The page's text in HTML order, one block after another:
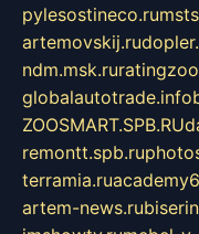
pylesostineco.ru
artemovskij.ru
ndm.msk.ru
globalautotrade.info
ZOOSMART.SPB.RU
remontt.spb.ru
terramia.ru
artem-news.ru